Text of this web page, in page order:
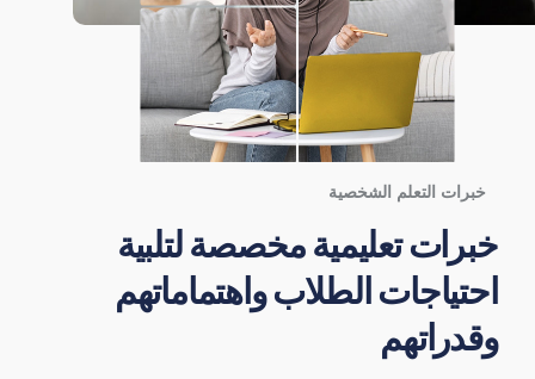
خبرات التعلم الشخصية
خبرات تعليمية مخصصة لتلبية
احتياجات الطلاب واهتماماتهم
وقدراتهم